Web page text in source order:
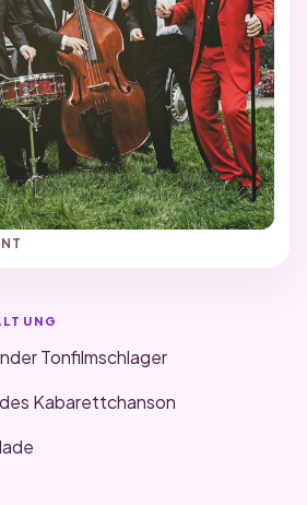
Tonfilmschlager
Kabarettchanson